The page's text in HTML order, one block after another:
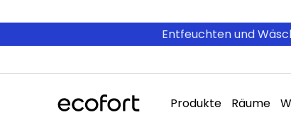
Entfeuchten und
Produkte Räume